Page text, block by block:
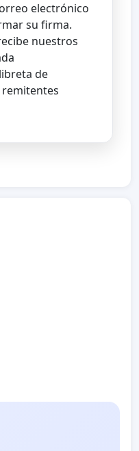
electrónico
su firma.
nuestros
de
remitentes